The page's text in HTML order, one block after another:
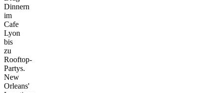
Dinnern
im
Cafe
Lyon
bis
zu
Rooftop-
Partys.
New
Orleans'